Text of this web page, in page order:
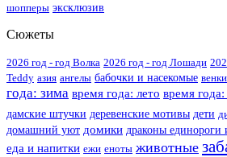
шопперы эксклюзив
Сюжеты
2026 год - год Волка 2026 год - год Лошади
Teddy азия ангелы бабочки и насекомые венки
года: зима время года: лето время года:
дамские штучки деревенские мотивы дети
домашний уют домики драконы
еда и напитки ежи еноты животные